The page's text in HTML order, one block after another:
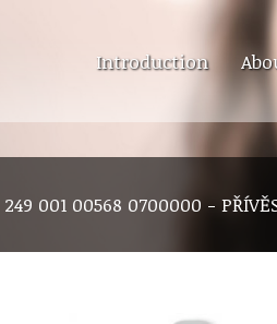
Introduction
249 001 00568 0700000 -